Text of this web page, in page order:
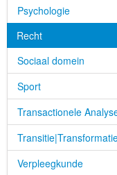
Psychologie
Recht
Sociaal domein
Sport
Transactionele
Verpleegkunde